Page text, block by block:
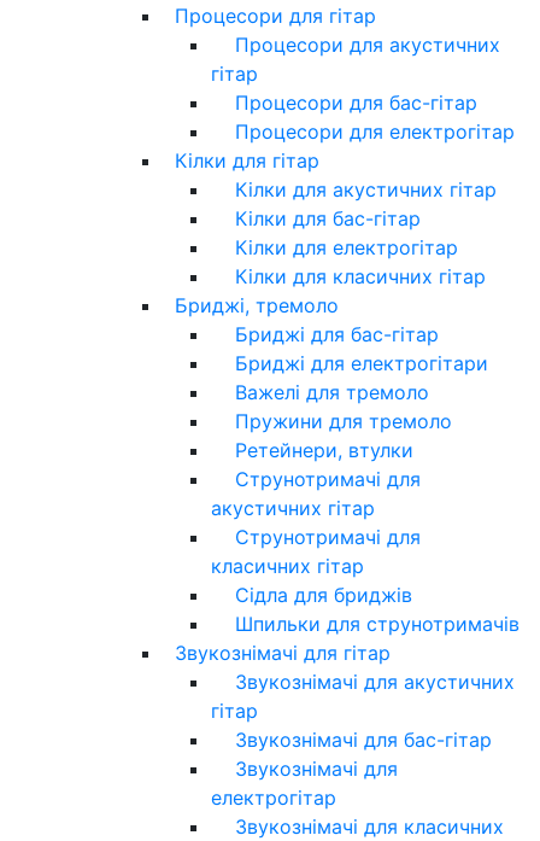
Процесори для гітар
Процесори для акустичних
гітар
Процесори для бас-гітар
Процесори для електрогітар
Кілки для гітар
Кілки для акустичних гітар
Кілки для бас-гітар
Кілки для електрогітар
Кілки для класичних гітар
Бриджі, тремоло
Бриджі для бас-гітар
Бриджі для електрогітари
Важелі для тремоло
Пружини для тремоло
Ретейнери, втулки
Струнотримачі для
акустичних гітар
Струнотримачі для
класичних гітар
Сідла для бриджів
Шпильки для струнотримачів
Звукознімачі для гітар
Звукознімачі для акустичних
гітар
Звукознімачі для бас-гітар
Звукознімачі для
електрогітар
Звукознімачі для класичних